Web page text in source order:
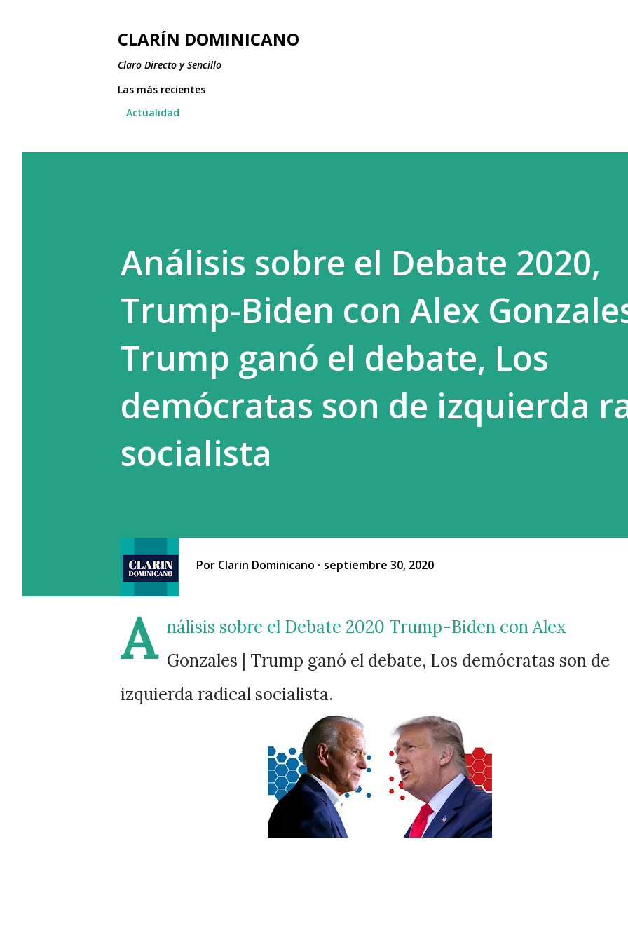
CLARÍN DOMINICANO
Claro Directo y Sencillo
Las más recientes
Actualidad
Análisis sobre el Debate 2020,
Trump-Biden con Alex
Trump ganó el debate, Los
demócratas son de izquierda
socialista
Por Clarin Dominicano septiembre 30, 2020
A nálisis sobre el Debate 2020 Trump-Biden con Alex
Gonzales | Trump ganó el debate, Los demócratas son de
izquierda radical socialista.